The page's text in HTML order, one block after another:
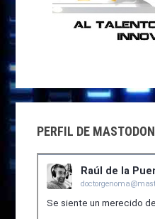
PERFIL DE MASTODON